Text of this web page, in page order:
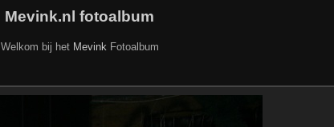
Mevink.nl fotoalbum
Welkom bij het Mevink Fotoalbum